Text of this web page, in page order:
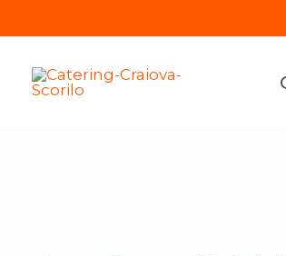
to
content